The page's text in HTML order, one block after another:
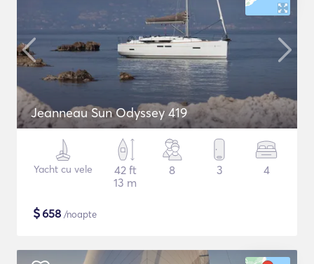
Jeanneau Sun Odyssey 419
Yacht cu vele
42 ft
13 m
8 3 4
$658 /noapte